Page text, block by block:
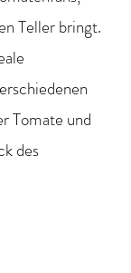
Teller bringt.
Tomate und
des